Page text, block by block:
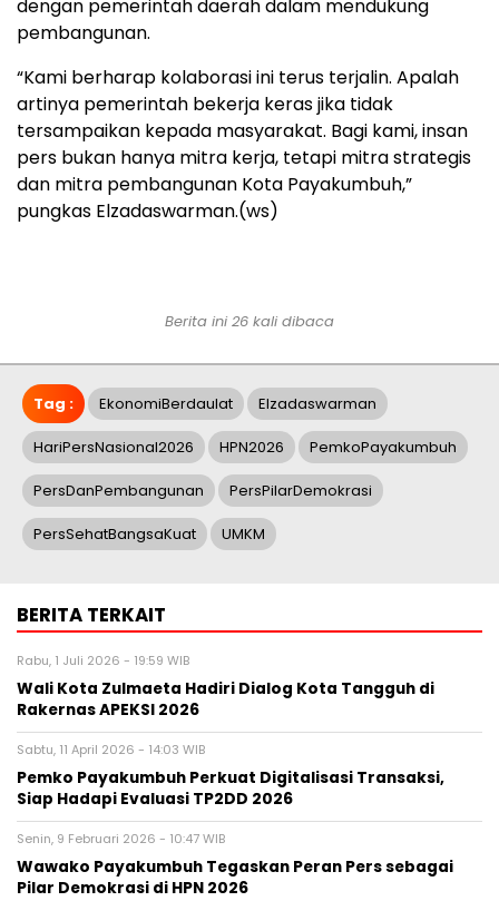
dengan pemerintah daerah dalam mendukung
pembangunan.
“Kami berharap kolaborasi ini terus terjalin. Apalah
artinya pemerintah bekerja keras jika tidak
tersampaikan kepada masyarakat. Bagi kami, insan
pers bukan hanya mitra kerja, tetapi mitra strategis
dan mitra pembangunan Kota Payakumbuh,”
pungkas Elzadaswarman.(ws)
Berita ini 26 kali dibaca
Tag : EkonomiBerdaulat Elzadaswarman
HariPersNasional2026 HPN2026 PemkoPayakumbuh
PersDanPembangunan PersPilarDemokrasi
PersSehatBangsaKuat UMKM
BERITA TERKAIT
Rabu, 1 Juli 2026 - 19:59 WIB
Wali Kota Zulmaeta Hadiri Dialog Kota Tangguh di
Rakernas APEKSI 2026
Sabtu, 11 April 2026 - 14:03 WIB
Pemko Payakumbuh Perkuat Digitalisasi Transaksi,
Siap Hadapi Evaluasi TP2DD 2026
Senin, 9 Februari 2026 - 10:47 WIB
Wawako Payakumbuh Tegaskan Peran Pers sebagai
Pilar Demokrasi di HPN 2026